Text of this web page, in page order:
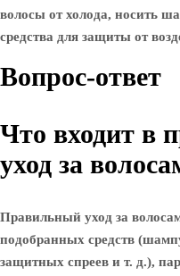
волосы от холода, носить
средства для защиты от
Вопрос-ответ
Что входит в
уход за
Правильный уход за
подобранных средств
защитных спреев и т. д.),